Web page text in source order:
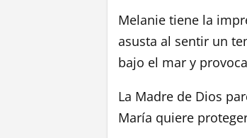
Melanie tiene la
asusta al sentir un
bajo el mar y
La Madre de Dios
María quiere